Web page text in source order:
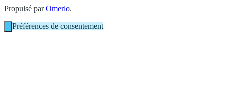
Propulsé parOmerlo.
Préférences de consentement